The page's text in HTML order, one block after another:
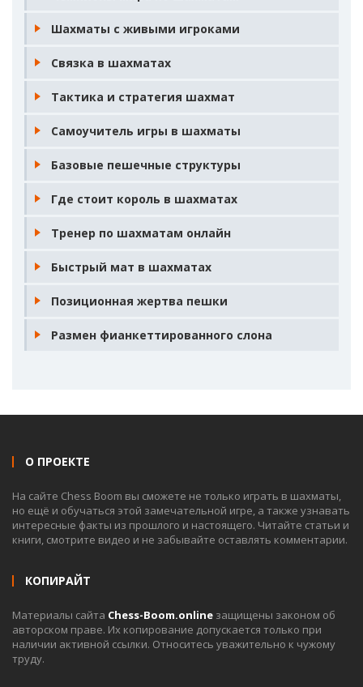
Шахматы с живыми игроками
Связка в шахматах
Тактика и стратегия шахмат
Самоучитель игры в шахматы
Базовые пешечные структуры
Где стоит король в шахматах
Тренер по шахматам онлайн
Быстрый мат в шахматах
Позиционная жертва пешки
Размен фианкеттированного слона
О ПРОЕКТЕ
На сайте Chess Boom вы сможете не только играть в шахматы,
но ещё и обучаться этой замечательной игре, а также узнавать
интересные факты из прошлого и настоящего. Читайте статьи и
книги, смотрите видео и не забывайте оставлять комментарии.
КОПИРАЙТ
Материалы сайта Chess-Boom.online защищены законом об
авторском праве. Их копирование допускается только при
наличии активной ссылки. Относитесь уважительно к чужому
труду.